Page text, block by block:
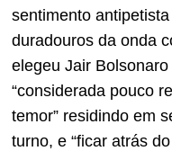
sentimento
duradouros da onda
elegeu Jair
“considerada pouco
temor” residindo em
turno, e “ficar atrás